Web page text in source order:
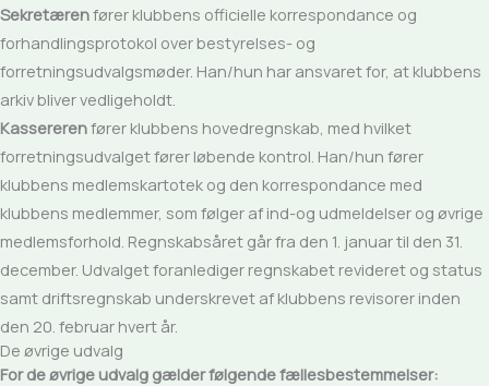
Sekretærenfører klubbens officielle korrespondance og
forhandlingsprotokol over bestyrelses- og
forretningsudvalgsmøder. Han/hun har ansvaret for, at klubbens
arkiv bliver vedligeholdt.
Kassererenfører klubbens hovedregnskab, med hvilket
forretningsudvalget fører løbende kontrol. Han/hun fører
klubbens medlemskartotek og den korrespondance med
klubbens medlemmer, som følger af ind-og udmeldelser og øvrige
medlemsforhold. Regnskabsåret går fra den 1. januar til den 31.
december. Udvalget foranlediger regnskabet revideret og status
samt driftsregnskab underskrevet af klubbens revisorer inden
den 20. februar hvert år.
De øvrige udvalg
For de øvrige udvalg gælder følgende fællesbestemmelser: